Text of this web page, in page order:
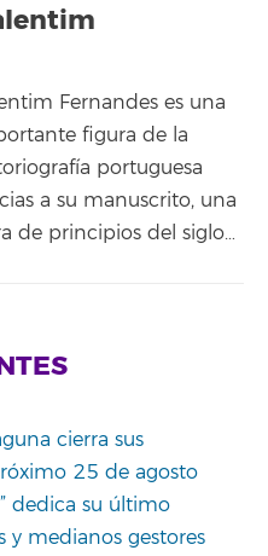
Fernandes es una
figura de la
portuguesa
a su manuscrito, una
de principios del siglo…
cierra sus
25 de agosto
dedica su último
y medianos gestores